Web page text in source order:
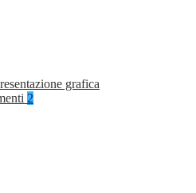
grafica
2